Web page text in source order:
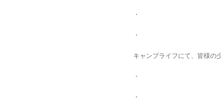
・
・
キャンプライフにて、皆様の
・
・